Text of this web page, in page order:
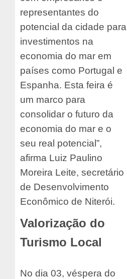
representantes do
potencial da cidade para
investimentos na
economia do mar em
países como Portugal e
Espanha. Esta feira é
um marco para
consolidar o futuro da
economia do mar e o
seu real potencial”,
afirma Luiz Paulino
Moreira Leite, secretário
de Desenvolvimento
Econômico de Niterói.
Valorização do
Turismo Local
No dia 03, véspera do